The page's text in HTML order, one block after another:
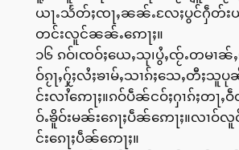
ယႃႉသႅတ်ႈၸႃႇၼၼ်ႉလႄႈပွင်ႁဵတ်း
တင်းလူင်ၼၼ်ႉဢေႃႈ။
၁၆ ၵဝ်၊ၸဝ်ႈယေႇသု၊ပွႆႇၸႂ်ႉတမၢၼ်ႇ
ဝ်ၵႂႃႇႁႂ်ႈလႆႈၶၢမ်ႇသၢၵ်ႈသေႇတီႈသူ
င်းလၢႆဢေႃႈ။ၵဝ်ပဵၼ်ငဝ်ႈႁၢၵ်ႈတႃႇ
ဝ်ႉၶိူဝ်းမၼ်းၵေႃႈပဵၼ်ဢေႃႈ။လၢ
င်းၵေႃႈပဵၼ်ဢေႃႈ။